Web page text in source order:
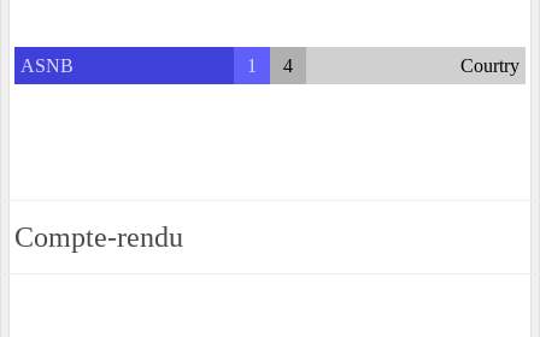
ASNB 1 4 Courtry
Compte-rendu